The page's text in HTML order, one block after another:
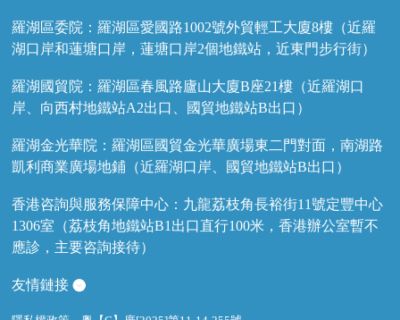
羅湖區委院：羅湖區愛國路1002號外貿輕工大廈8樓（近羅
湖口岸和蓮塘口岸，蓮塘口岸2個地鐵站，近東門步行街）
羅湖國貿院：羅湖區春風路廬山大廈B座21樓（近羅湖口
岸、向西村地鐵站A2出口、國貿地鐵站B出口）
羅湖金光華院：羅湖區國貿金光華廣場東二門對面，南湖路
凱利商業廣場地鋪（近羅湖口岸、國貿地鐵站B出口）
香港咨詢與服務保障中心：九龍荔枝角長裕街11號定豐中心
1306室（荔枝角地鐵站B1出口直行100米，香港辦公室暫不
應診，主要咨詢接待）
友情鏈接